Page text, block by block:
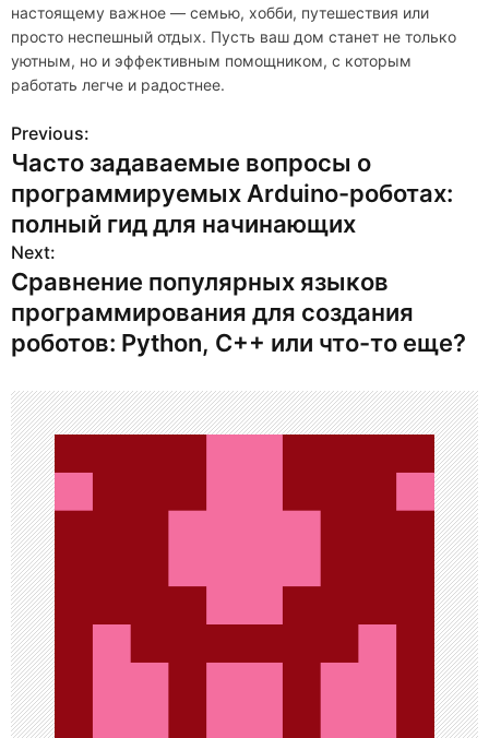
настоящему важное — семью, хобби, путешествия или
просто неспешный отдых. Пусть ваш дом станет не только
уютным, но и эффективным помощником, с которым
работать легче и радостнее.
Н
а
в
и
г
а
ц
и
я
п
о
з
а
п
и
Previous:
Часто задаваемые вопросы о
программируемых Arduino-роботах:
полный гид для начинающих
Next:
Сравнение популярных языков
программирования для создания
роботов: Python, C++ или что-то еще?